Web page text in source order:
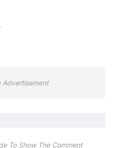
Advertisement
To Show The Comment